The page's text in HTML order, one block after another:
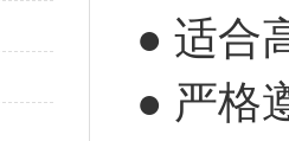
● 适合
● 严格